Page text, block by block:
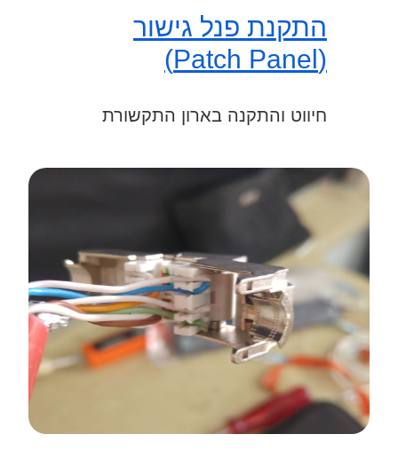
התקנת פנל גישור
(Patch Panel)
חיווט והתקנה בארון התקשורת